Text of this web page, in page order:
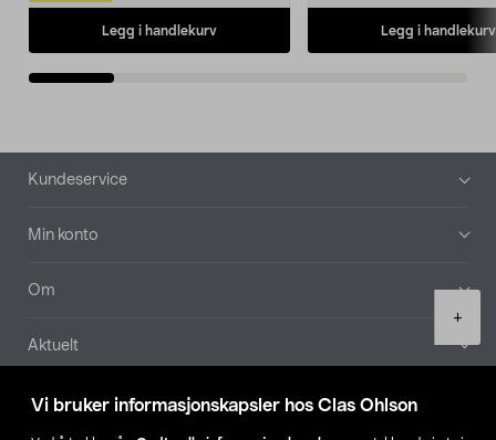
Vi bruker informasjonskapsler hos Clas Ohlson
+
Legg i handlekurv Legg i handlekurv
Bunntekst
Kundeservice
Min konto
Om
Aktuelt
Våre selskaper